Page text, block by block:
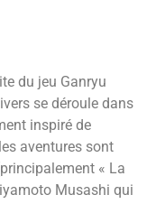
du jeu Ganryu
se déroule dans
inspiré de
aventures sont
« La
Musashi qui